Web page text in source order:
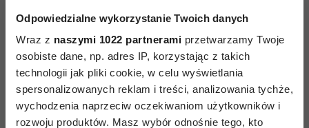
Odpowiedzialne wykorzystanie Twoich danych
Wraz z naszymi 1022 partnerami przetwarzamy Twoje
osobiste dane, np. adres IP, korzystając z takich
technologii jak pliki cookie, w celu wyświetlania
spersonalizowanych reklam i treści, analizowania tychże,
wychodzenia naprzeciw oczekiwaniom użytkowników i
rozwoju produktów. Masz wybór odnośnie tego, kto
wygląd. Takie spodnie można nosić w komplecie
z koszulą, ale równie dobrze sprawdzą się
z prostym topem albo elegancką kamizelką. To
propozycja do pracy, na wakacyjne spotkanie,
rodzinny obiad albo letnie przyjęcie w mniej
formalnym stylu. Wyglądają lekko, szlachetnie